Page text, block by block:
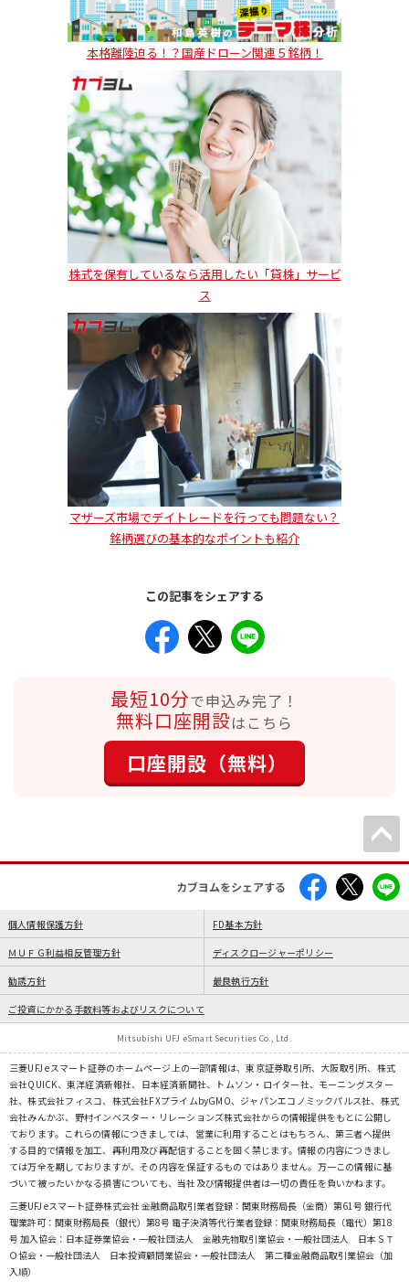
本格離陸迫る！？国産ドローン関連５銘柄！
株式を保有しているなら活用したい「貸株」サービ
ス
マザーズ市場でデイトレードを行っても問題ない？
銘柄選びの基本的なポイントも紹介
この記事をシェアする
最短10分で申込み完了！
無料口座開設はこちら
口座開設（無料）
カブヨムをシェアする
個人情報保護方針 FD基本方針
ＭＵＦＧ利益相反管理方針 ディスクロージャーポリシー
勧誘方針 最良執行方針
ご投資にかかる手数料等およびリスクについて
Mitsubishi UFJ eSmart Securities Co., Ltd.
三菱UFJ eスマート証券のホームページ上の一部情報は、東京証券取引所、大阪取引所、株式
会社QUICK、東洋経済新報社、日本経済新聞社、トムソン・ロイター社、モーニングスター
社、株式会社フィスコ、株式会社FXプライムbyGMO、ジャパンエコノミックパルス社、株式
会社みんかぶ、野村インベスター・リレーションズ株式会社からの情報提供をもとに公開し
ております。これらの情報につきましては、営業に利用することはもちろん、第三者へ提供
する目的で情報を加工、再利用及び再配信することを固く禁じます。情報の内容につきまし
ては万全を期しておりますが、その内容を保証するものではありません。万一この情報に基
づいて被ったいかなる損害についても、当社及び情報提供者は一切の責任を負いかねます。
三菱UFJ eスマート証券株式会社 金融商品取引業者登録：関東財務局長（金商）第61号 銀行代
理業許可：関東財務局長（銀代）第8号 電子決済等代行業者登録：関東財務局長（電代）第18
号 加入協会：日本証券業協会・一般社団法人 金融先物取引業協会・一般社団法人 日本ＳＴ
Ｏ協会・一般社団法人 日本投資顧問業協会・一般社団法人 第二種金融商品取引業協会（加
入順）